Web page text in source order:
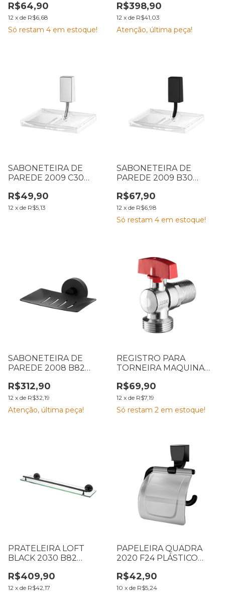
R$64,90
12 x de R$6,68
Só restam 4 em estoque!
R$398,90
12 x de R$41,03
Atenção, última peça!
SABONETEIRA DE
PAREDE 2009 C30
R$49,90
12 x de R$5,13
SABONETEIRA DE
PAREDE 2009 B30
R$67,90
12 x de R$6,98
Só restam 4 em estoque!
SABONETEIRA DE
PAREDE 2008 B82
R$312,90
12 x de R$32,19
Atenção, última peça!
REGISTRO PARA
TORNEIRA MAQUINA
LORENZETTI 7048671
R$69,90
12 x de R$7,19
Só restam 2 em estoque!
PRATELEIRA LOFT
BLACK 2030 B82
R$409,90
12 x de R$42,17
PAPELEIRA QUADRA
2020 F24 PLÁSTICO
7140105
R$42,90
10 x de R$5,24